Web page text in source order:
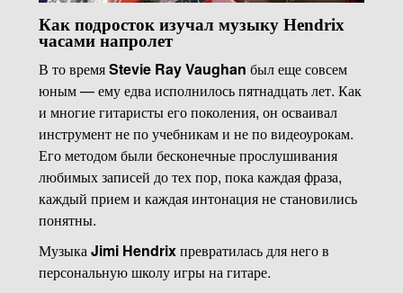
Как подросток изучал музыку Hendrix
часами напролет
В то времяStevie Ray Vaughan был еще совсем
юным — ему едва исполнилось пятнадцать лет. Как
и многие гитаристы его поколения, он осваивал
инструмент не по учебникам и не по видеоурокам.
Его методом были бесконечные прослушивания
любимых записей до тех пор, пока каждая фраза,
каждый прием и каждая интонация не становились
понятны.
МузыкаJimi Hendrixпревратилась для него в
персональную школу игры на гитаре.